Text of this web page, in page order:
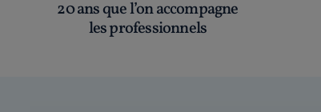
20 ans que l’on accompagne
les professionnels